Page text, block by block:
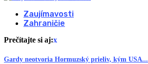
Zaujímavosti
Zahraničie
Prečítajte si aj:x
Gardy neotvoria Hormuzský prieliv, kým USA...